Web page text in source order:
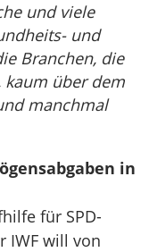
und viele
und
Branchen, die
kaum über dem
manchmal
in
für SPD-
IWF will von